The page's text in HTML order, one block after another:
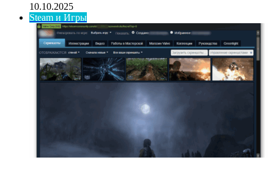
10.10.2025
Steam и Игры